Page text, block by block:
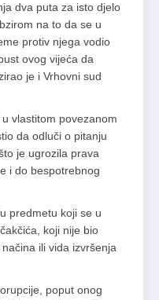
dva puta za isto djelo
na to da se u
protiv njega vodio
ovog vijeća da
je i Vrhovni sud
vlastitom povezanom
da odluči o pitanju
je ugrozila prava
i do bespotrebnog
predmetu koji se u
koji nije bio
ili vida izvršenja
poput onog